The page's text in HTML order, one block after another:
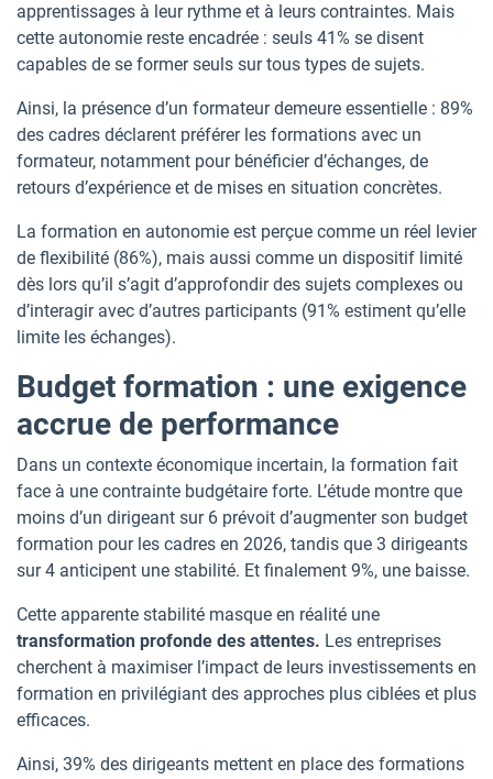
apprentissages à leur rythme et à leurs contraintes. Mais
cette autonomie reste encadrée : seuls 41% se disent
capables de se former seuls sur tous types de sujets.
Ainsi, la présence d’un formateur demeure essentielle : 89%
des cadres déclarent préférer les formations avec un
formateur, notamment pour bénéficier d’échanges, de
retours d’expérience et de mises en situation concrètes.
La formation en autonomie est perçue comme un réel levier
de flexibilité (86%), mais aussi comme un dispositif limité
dès lors qu’il s’agit d’approfondir des sujets complexes ou
d’interagir avec d’autres participants (91% estiment qu’elle
limite les échanges).
Budget formation : une exigence
accrue de performance
Dans un contexte économique incertain, la formation fait
face à une contrainte budgétaire forte. L’étude montre que
moins d’un dirigeant sur 6 prévoit d’augmenter son budget
formation pour les cadres en 2026, tandis que 3 dirigeants
sur 4 anticipent une stabilité. Et finalement 9%, une baisse.
Cette apparente stabilité masque en réalité une
transformation profonde des attentes. Les entreprises
cherchent à maximiser l’impact de leurs investissements en
formation en privilégiant des approches plus ciblées et plus
efficaces.
Ainsi, 39% des dirigeants mettent en place des formations